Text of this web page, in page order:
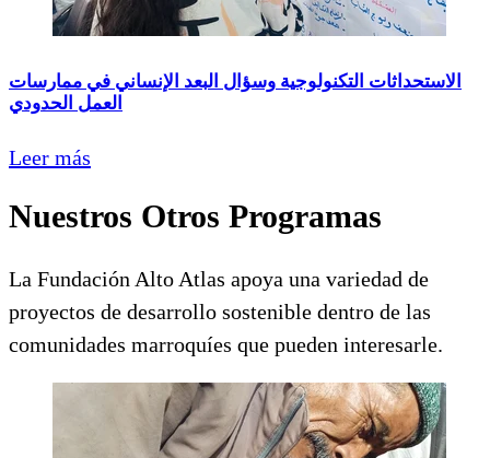
الاستحداثات التكنولوجية وسؤال البعد الإنساني في ممارسات
العمل الحدودي
Leer más
Nuestros Otros Programas
La Fundación Alto Atlas apoya una variedad de
proyectos de desarrollo sostenible dentro de las
comunidades marroquíes que pueden interesarle.